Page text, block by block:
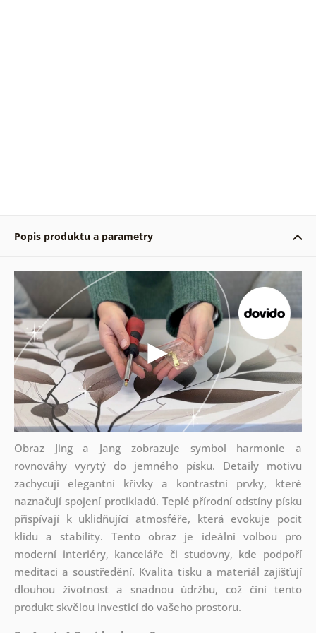
Popis produktu a parametry
Obraz Jing a Jang zobrazuje symbol harmonie a
rovnováhy vyrytý do jemného písku. Detaily motivu
zachycují elegantní křivky a kontrastní prvky, které
naznačují spojení protikladů. Teplé přírodní odstíny písku
přispívají k uklidňující atmosféře, která evokuje pocit
klidu a stability. Tento obraz je ideální volbou pro
moderní interiéry, kanceláře či studovny, kde podpoří
meditaci a soustředění. Kvalita tisku a materiál zajišťují
dlouhou životnost a snadnou údržbu, což činí tento
produkt skvělou investicí do vašeho prostoru.